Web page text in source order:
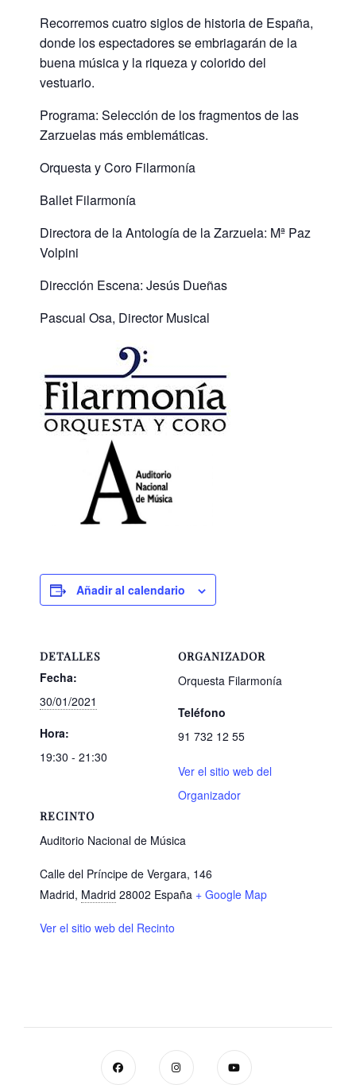
Recorremos cuatro siglos de historia de España,
donde los espectadores se embriagarán de la
buena música y la riqueza y colorido del
vestuario.
Programa: Selección de los fragmentos de las
Zarzuelas más emblemáticas.
Orquesta y Coro Filarmonía
Ballet Filarmonía
Directora de la Antología de la Zarzuela: Mª Paz
Volpini
Dirección Escena: Jesús Dueñas
Pascual Osa, Director Musical
Añadir al calendario
DETALLES
Fecha:
30/01/2021
Hora:
19:30 - 21:30
RECINTO
Auditorio Nacional de Música
Calle del Príncipe de Vergara, 146
Madrid, Madrid 28002 España + Google Map
Ver el sitio web del Recinto
ORGANIZADOR
Orquesta Filarmonía
Teléfono
91 732 12 55
Ver el sitio web del
Organizador